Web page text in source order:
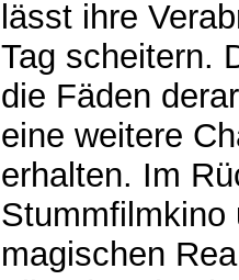
lässt ihre
Tag scheitern.
die Fäden
eine weitere
erhalten. Im
Stummfilmkino
magischen